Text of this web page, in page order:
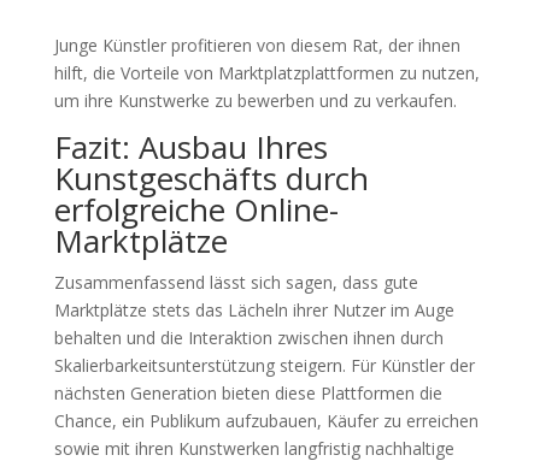
Junge Künstler profitieren von diesem Rat, der ihnen
hilft, die Vorteile von Marktplatzplattformen zu nutzen,
um ihre Kunstwerke zu bewerben und zu verkaufen.
Fazit: Ausbau Ihres
Kunstgeschäfts durch
erfolgreiche Online-
Marktplätze
Zusammenfassend lässt sich sagen, dass gute
Marktplätze stets das Lächeln ihrer Nutzer im Auge
behalten und die Interaktion zwischen ihnen durch
Skalierbarkeitsunterstützung steigern. Für Künstler der
nächsten Generation bieten diese Plattformen die
Chance, ein Publikum aufzubauen, Käufer zu erreichen
sowie mit ihren Kunstwerken langfristig nachhaltige